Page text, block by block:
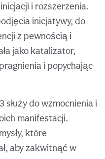
i rozszerzenia.
inicjatywy, do
z pewnością i
jako katalizator,
i popychając
służy do wzmocnienia i
manifestacji.
które
aby zakwitnąć w